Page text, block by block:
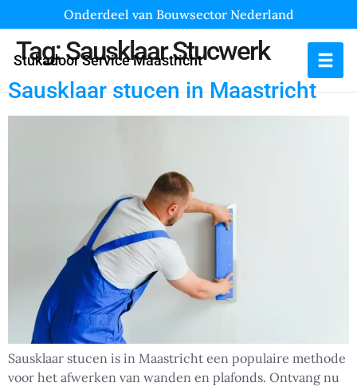
Onderdeel van Bouwsector Nederland
Stukadoor Service Maastricht
Tag:Sausklaar Stucwerk
Sausklaar stucen in Maastricht
Sausklaar stucen is in Maastricht een populaire methode
voor het afwerken van wanden en plafonds. Ontvang nu